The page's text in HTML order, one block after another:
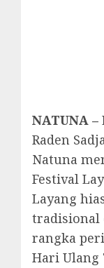
NATUNA –
Raden
Natuna
Festival
Layang
tradisional
rangka
Hari Ulang